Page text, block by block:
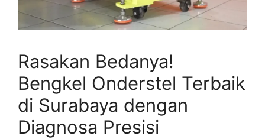
Rasakan Bedanya!
Bengkel Onderstel Terbaik
di Surabaya dengan
Diagnosa Presisi